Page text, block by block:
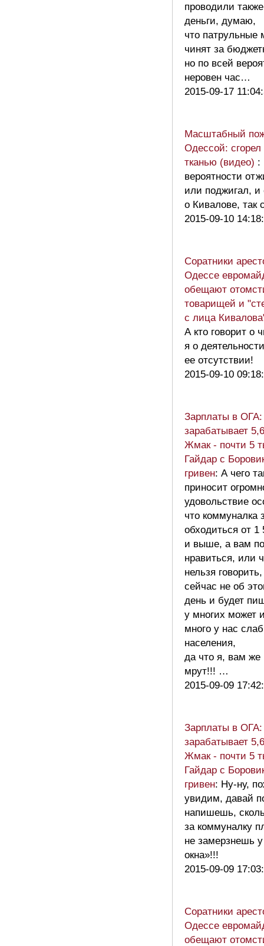
проводили
деньги, думаю,
что патрульные
чинят за
но по всей
неровен час…
2015-09-17
Масштабный
Одессой: сгорел
тканью (видео) :
вероятности
или поджигал, и
о Кивалове,
2015-09-10
Соратники
Одессе
обещают
товарищей и
с лица
А кто говорит о
я о
ее отсутствии!
2015-09-10
Зарплаты в
зарабатывает
Жмак - почти 5
Гайдар с
гривен: А чего
приносит
удовольствие
что коммуналка
обходиться от 1
и выше, а вам
нравиться, или
нельзя
сейчас не об
день и будет
у многих может
много у нас
населения,
да что я, вам же
мрут!!! …
2015-09-09
Зарплаты в
зарабатывает
Жмак - почти 5
Гайдар с
гривен: Ну-ну,
увидим, давай
напишешь,
за коммуналку
не замерзнешь
окна»!!!
2015-09-09
Соратники
Одессе
обещают